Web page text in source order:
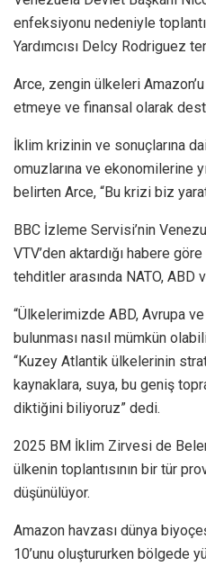
enfeksiyonu nedeniyle
Yardımcısı Delcy Rodriguez
Arce, zengin ülkeleri
etmeye ve finansal olarak
İklim krizinin ve sonuçlarına
omuzlarına ve ekonomilerine
belirten Arce, “Bu krizi biz
BBC İzleme Servisi’nin
VTV’den aktardığı habere
tehditler arasında NATO,
“Ülkelerimizde ABD, Avrupa
bulunması nasıl mümkün
“Kuzey Atlantik ülkelerinin
kaynaklara, suya, bu geniş
diktiğini biliyoruz” dedi.
2025 BM İklim Zirvesi de
ülkenin toplantısının bir tür
düşünülüyor.
Amazon havzası dünya
10’unu oluştururken bölgede